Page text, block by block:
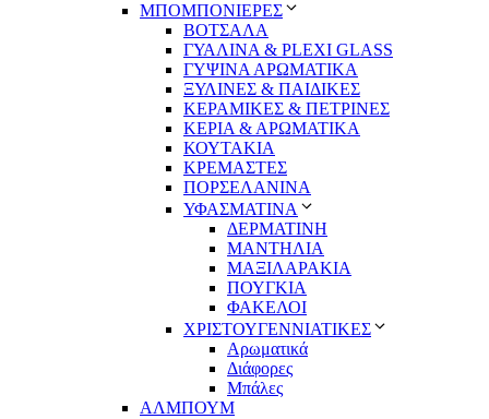
ΜΠΟΜΠΟΝΙΕΡΕΣ
ΒΟΤΣΑΛΑ
ΓΥΑΛΙΝΑ & PLEXI GLASS
ΓΥΨΙΝΑ ΑΡΩΜΑΤΙΚΑ
ΞΥΛΙΝΕΣ & ΠΑΙΔΙΚΕΣ
ΚΕΡΑΜΙΚΕΣ & ΠΕΤΡΙΝΕΣ
ΚΕΡΙΑ & ΑΡΩΜΑΤΙΚΑ
ΚΟΥΤΑΚΙΑ
ΚΡΕΜΑΣΤΕΣ
ΠΟΡΣΕΛΑΝΙΝΑ
ΥΦΑΣΜΑΤΙΝA
ΔΕΡΜΑΤΙΝΗ
ΜΑΝΤΗΛΙΑ
ΜΑΞΙΛΑΡΑΚΙΑ
ΠΟΥΓΚΙΑ
ΦΑΚΕΛΟΙ
ΧΡΙΣΤΟΥΓΕΝΝΙΑΤΙΚΕΣ
Αρωματικά
Διάφορες
Μπάλες
ΑΛΜΠΟΥΜ